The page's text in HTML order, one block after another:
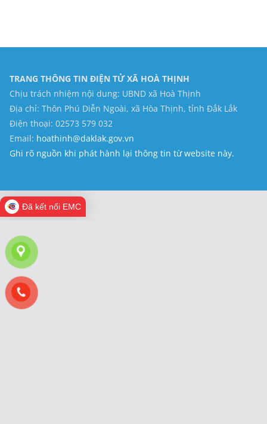
TRANG THÔNG TIN ĐIỆN TỬ XÃ HOÀ THỊNH
Chịu trách nhiệm nội dung: UBND xã Hoà Thịnh
Địa chỉ: Thôn Phú Diễn Ngoài, xã Hòa Thịnh, tỉnh Đắk Lắk
Điện thoại: 02573 579 032
Email: hoathinh@daklak.gov.vn
Ghi rõ nguồn khi phát hành lại thông tin từ website này.
Đã kết nối EMC